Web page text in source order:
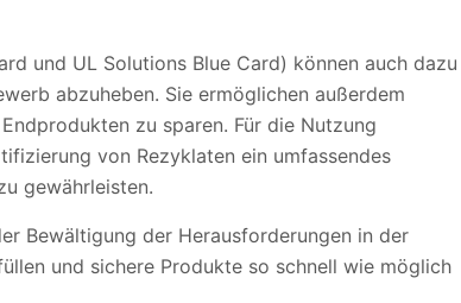
und UL Solutions Blue Card) können auch dazu
abzuheben. Sie ermöglichen außerdem
zu sparen. Für die Nutzung
von Rezyklaten ein umfassendes
gewährleisten.
Bewältigung der Herausforderungen in der
und sichere Produkte so schnell wie möglich